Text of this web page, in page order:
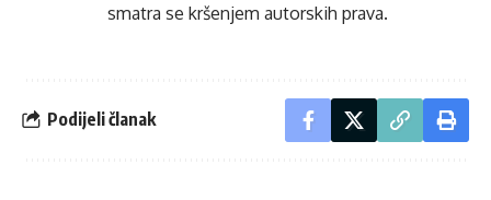
smatra se kršenjem autorskih prava.
Podijeli članak